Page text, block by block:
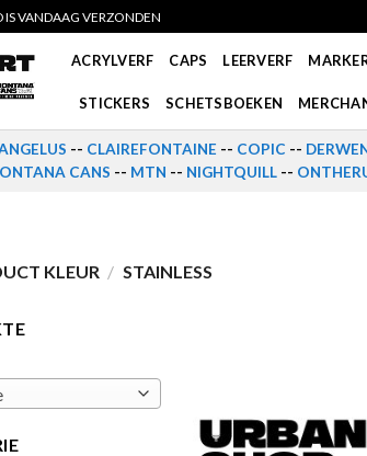
VANDAAG VERZONDEN
ACRYLVERF CAPS LEERVERF
STICKERS SCHETSBOEKEN
-- CLAIREFONTAINE -- COPIC --
CANS -- MTN -- NIGHTQUILL --
KLEUR / STAINLESS